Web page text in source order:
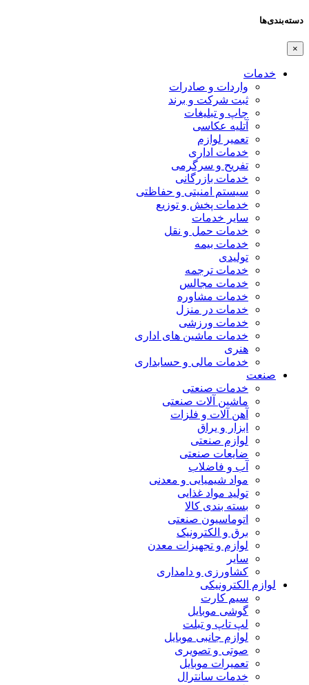
دسته‌بندی‌ها
×
خدمات
واردات و صادرات
ثبت شرکت و برند
چاپ و تبلیغات
آتلیه عکاسی
تعمیر لوازم
خدمات اداری
تفریح و سرگرمی
خدمات بازرگانی
سیستم امنیتی و حفاظتی
خدمات پخش و توزیع
سایر خدمات
خدمات حمل و نقل
خدمات بیمه
تولیدی
خدمات ترجمه
خدمات مجالس
خدمات مشاوره
خدمات در منزل
خدمات ورزشی
خدمات ماشین های اداری
هنری
خدمات مالی و حسابداری
صنعت
خدمات صنعتی
ماشین آلات صنعتی
آهن آلات و فلزات
ابزار و یراق
لوازم صنعتی
ضایعات صنعتی
آب و فاضلاب
مواد شیمیایی و معدنی
تولید مواد غذایی
بسته بندی کالا
اتوماسیون صنعتی
برق و الکترونیک
لوازم و تجهیزات معدن
سایر
کشاورزی و دامداری
لوازم الکترونیکی
سیم کارت
گوشی موبایل
لپ تاپ و تبلت
لوازم جانبی موبایل
صوتی و تصویری
تعمیرات موبایل
خدمات سانترال